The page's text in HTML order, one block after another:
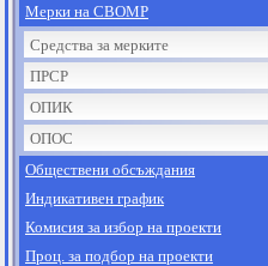
Мерки на СВОМР
Средства за мерките
ПРСР
ОПИК
ОПОС
Обществени обсъждания
Индикативен график
Комисия за избор на проекти
Проц. за подбор на проекти